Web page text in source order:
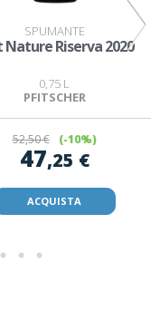
SPUMANTE
Nature Riserva 2020
0,75 L
PFITSCHER
52,50 € (-10%)
47,25 €
ACQUISTA